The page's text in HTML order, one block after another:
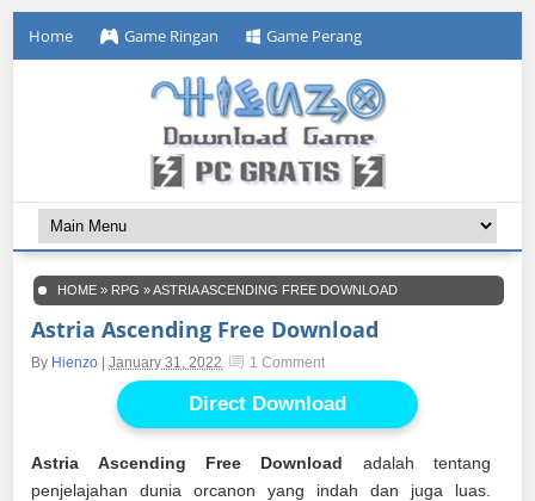
Home Game Ringan Game Perang
HOME » RPG »ASTRIA ASCENDING FREE DOWNLOAD
Astria Ascending Free Download
By Hienzo |January 31, 2022 1 Comment
Direct Download
Astria Ascending Free Download adalah tentang
penjelajahan dunia orcanon yang indah dan juga luas.